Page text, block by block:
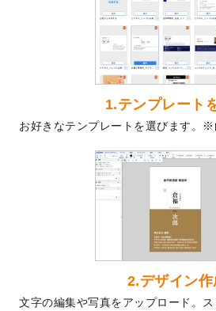
を公開いたしました
喪中はがきのデザイ
いたしました。
2025年版1月始まり
テンプレート
を公開
なりました！
プラスチックカード
トを追加しました。
回数券のデザインテ
した。
暑中見舞いのデザイ
しました。
メッセージカードの
を追加しました。
1.テンプレート
お好きなテンプレートを選びます。※
2.デザイン作
文字の編集や写真をアップロード。